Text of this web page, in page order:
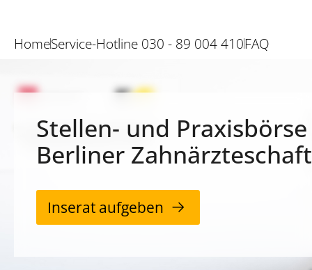
HomeService-Hotline 030 - 89 004 410FAQ
Stellen- und
Berliner Zahnärzteschaft
Inserat aufgeben